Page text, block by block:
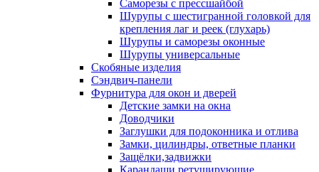
Саморезы с прессшайбой
Шурупы с шестигранной головкой для
крепления лаг и реек (глухарь)
Шурупы и саморезы оконные
Шурупы универсальные
Скобяные изделия
Сэндвич-панели
Фурнитура для окон и дверей
Детские замки на окна
Доводчики
Заглушки для подоконника и отлива
Замки, цилиндры, ответные планки
Защёлки,задвижки
Карандаши ретуширующие